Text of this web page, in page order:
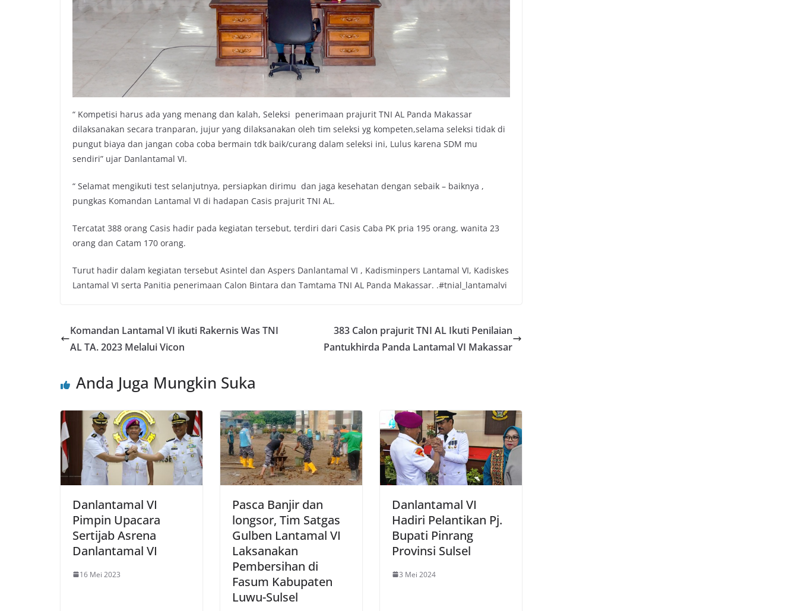
“ Kompetisi harus ada yang menang dan kalah, Seleksi penerimaan prajurit TNI AL Panda Makassar
dilaksanakan secara tranparan, jujur yang dilaksanakan oleh tim seleksi yg kompeten,selama seleksi tidak di
pungut biaya dan jangan coba coba bermain tdk baik/curang dalam seleksi ini, Lulus karena SDM mu
sendiri” ujar Danlantamal VI.
“ Selamat mengikuti test selanjutnya, persiapkan dirimu dan jaga kesehatan dengan sebaik – baiknya ,
pungkas Komandan Lantamal VI di hadapan Casis prajurit TNI AL.
Tercatat 388 orang Casis hadir pada kegiatan tersebut, terdiri dari Casis Caba PK pria 195 orang, wanita 23
orang dan Catam 170 orang.
Turut hadir dalam kegiatan tersebut Asintel dan Aspers Danlantamal VI , Kadisminpers Lantamal VI, Kadiskes
Lantamal VI serta Panitia penerimaan Calon Bintara dan Tamtama TNI AL Panda Makassar. .#tnial_lantamalvi
Komandan Lantamal VI ikuti Rakernis Was TNI
AL TA. 2023 Melalui Vicon
383 Calon prajurit TNI AL Ikuti Penilaian
Pantukhirda Panda Lantamal VI Makassar
Anda Juga Mungkin Suka
Danlantamal VI
Pimpin Upacara
Sertijab Asrena
Danlantamal VI
16 Mei 2023
Pasca Banjir dan
longsor, Tim Satgas
Gulben Lantamal VI
Laksanakan
Pembersihan di
Fasum Kabupaten
Luwu-Sulsel
Danlantamal VI
Hadiri Pelantikan Pj.
Bupati Pinrang
Provinsi Sulsel
3 Mei 2024